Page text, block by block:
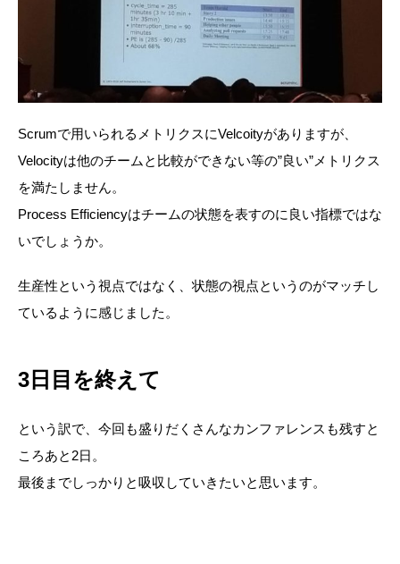
Scrumで用いられるメトリクスにVelcoityがありますが、
Velocityは他のチームと比較ができない等の”良い”メトリクス
を満たしません。
Process Efficiencyはチームの状態を表すのに良い指標ではな
いでしょうか。
生産性という視点ではなく、状態の視点というのがマッチし
ているように感じました。
3日目を終えて
という訳で、今回も盛りだくさんなカンファレンスも残すと
ころあと2日。
最後までしっかりと吸収していきたいと思います。